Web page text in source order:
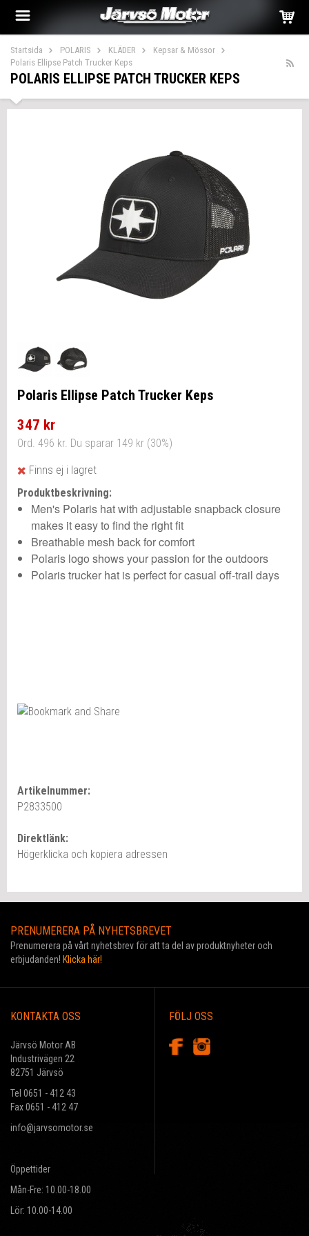
Startsida POLARIS KLÄDER
Kepsar & Mössor
Polaris Ellipse Patch Trucker Keps
POLARIS ELLIPSE PATCH TRUCKER KEPS
Polaris Ellipse Patch Trucker Keps
347 kr
Ord. 496 kr. Du sparar 149 kr (30%)
Finns ej i lagret
Produktbeskrivning:
Men's Polaris hat with adjustable snapback closure
makes it easy to find the right fit
Breathable mesh back for comfort
Polaris logo shows your passion for the outdoors
Polaris trucker hat is perfect for casual off-trail days
Artikelnummer:
P2833500
Direktlänk:
Högerklicka och kopiera adressen
PRENUMERERA PÅ NYHETSBREVET
Prenumerera på vårt nyhetsbrev för att ta del av produktnyheter och
erbjudanden! Klicka här!
KONTAKTA OSS
Järvsö Motor AB
Industrivägen 22
82751 Järvsö
Tel 0651 - 412 43
Fax 0651 - 412 47
info@jarvsomotor.se
Öppettider
Mån-Fre: 10.00-18.00
Lör: 10.00-14.00
FÖLJ OSS